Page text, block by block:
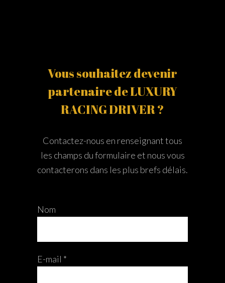
Vous souhaitez devenir
partenaire de LUXURY
RACING DRIVER ?
Contactez-nous en renseignant tous
les champs du formulaire et nous vous
contacterons dans les plus brefs délais.
Nom
E-mail *